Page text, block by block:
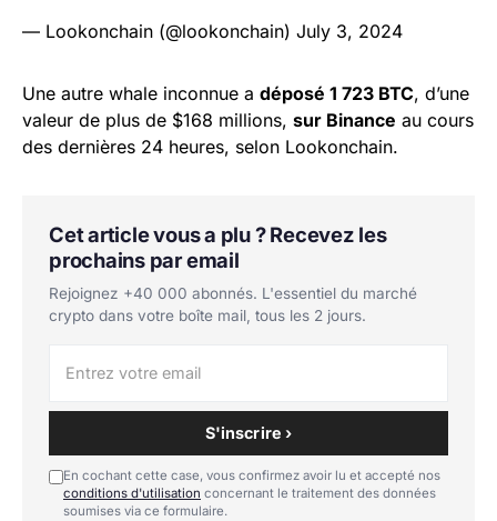
— Lookonchain (@lookonchain) July 3, 2024
Une autre whale inconnue a déposé 1 723 BTC, d’une
valeur de plus de $168 millions, sur Binance au cours
des dernières 24 heures, selon Lookonchain.
Cet article vous a plu ? Recevez les
prochains par email
Rejoignez +40 000 abonnés. L'essentiel du marché
crypto dans votre boîte mail, tous les 2 jours.
S'inscrire ›
En cochant cette case, vous confirmez avoir lu et accepté nos
conditions d'utilisation concernant le traitement des données
soumises via ce formulaire.